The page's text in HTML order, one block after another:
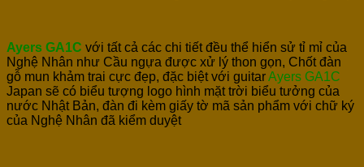
Ayers GA1C với tất cả các chi tiết đều thể hiển sử tỉ mỉ của
Nghệ Nhân như Cầu ngựa được xử lý thon gọn, Chốt đàn
gỗ mun khảm trai cực đẹp, đặc biệt với guitarAyers GA1C
Japan sẽ có biểu tượng logo hình mặt trời biểu tưởng của
nước Nhật Bản, đàn đi kèm giấy tờ mã sản phẩm với chữ ký
của Nghệ Nhân đã kiểm duyệt